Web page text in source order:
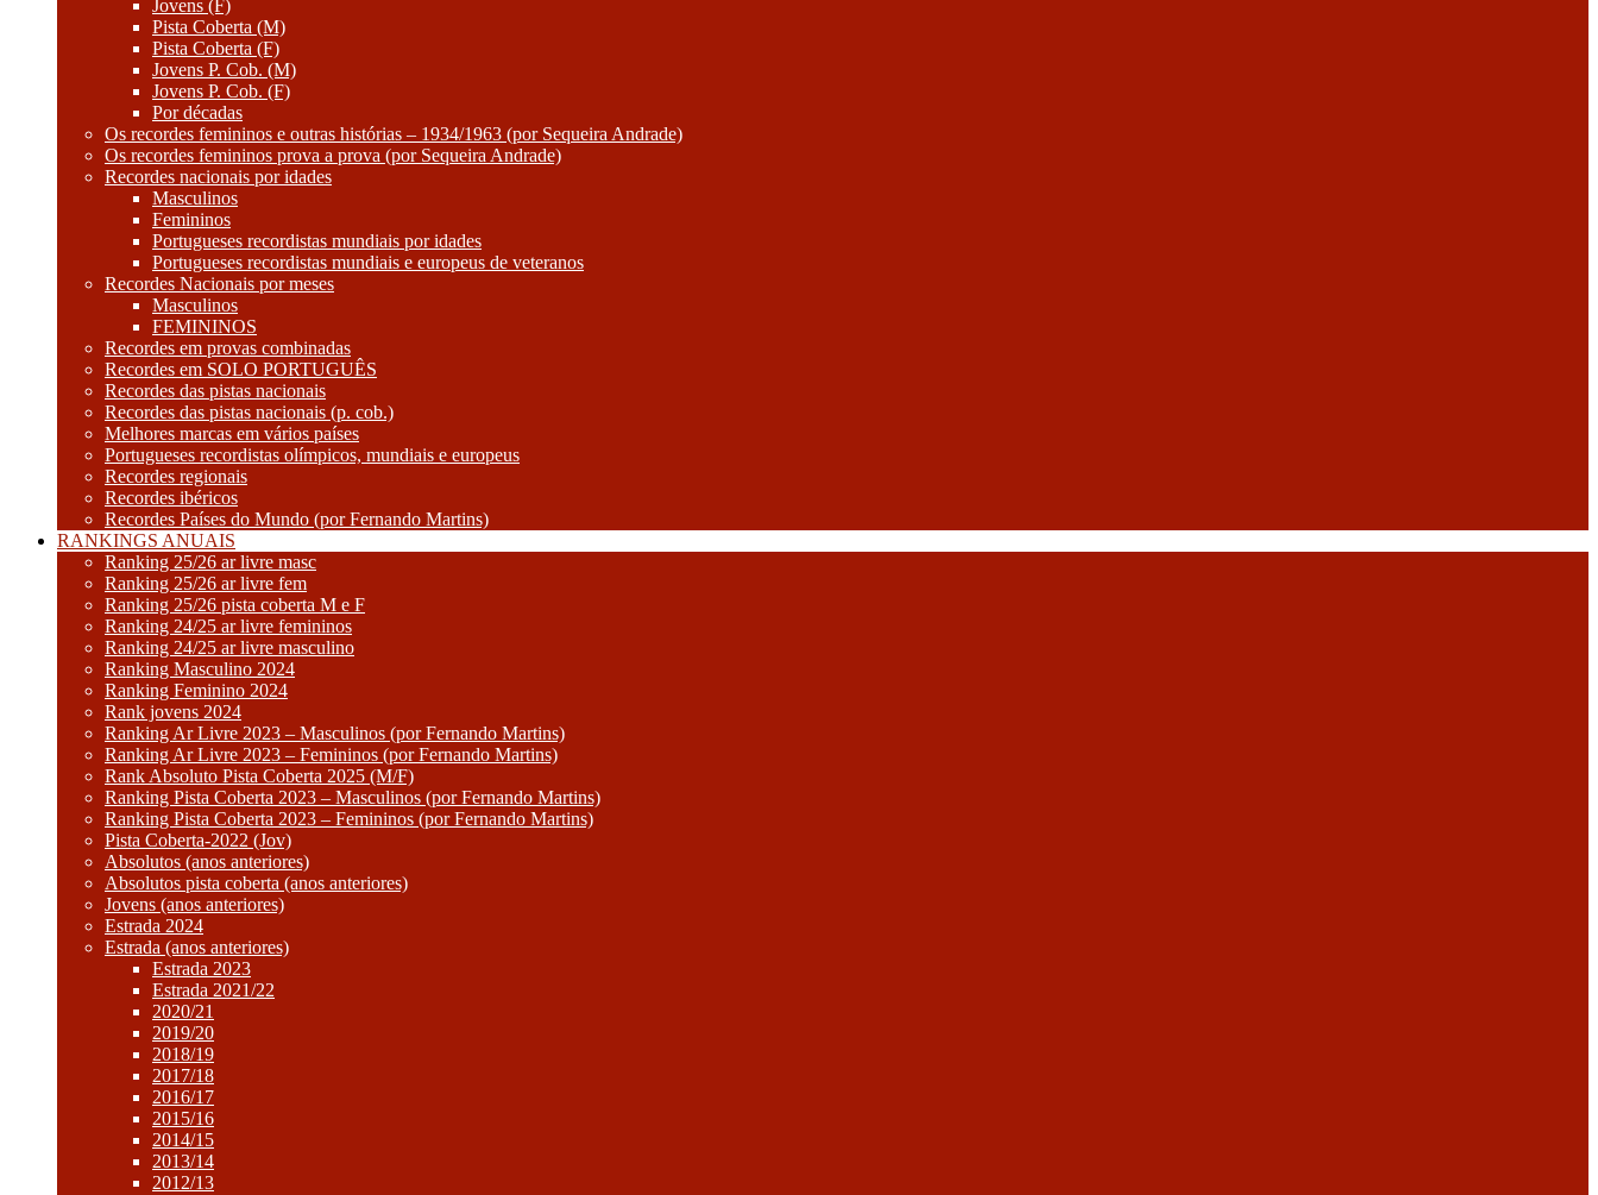
Jovens (F)
Pista Coberta (M)
Pista Coberta (F)
Jovens P. Cob. (M)
Jovens P. Cob. (F)
Por décadas
Os recordes femininos e outras histórias – 1934/1963 (por Sequeira Andrade)
Os recordes femininos prova a prova (por Sequeira Andrade)
Recordes nacionais por idades
Masculinos
Femininos
Portugueses recordistas mundiais por idades
Portugueses recordistas mundiais e europeus de veteranos
Recordes Nacionais por meses
Masculinos
FEMININOS
Recordes em provas combinadas
Recordes em SOLO PORTUGUÊS
Recordes das pistas nacionais
Recordes das pistas nacionais (p. cob.)
Melhores marcas em vários países
Portugueses recordistas olímpicos, mundiais e europeus
Recordes regionais
Recordes ibéricos
Recordes Países do Mundo (por Fernando Martins)
RANKINGS ANUAIS
Ranking 25/26 ar livre masc
Ranking 25/26 ar livre fem
Ranking 25/26 pista coberta M e F
Ranking 24/25 ar livre femininos
Ranking 24/25 ar livre masculino
Ranking Masculino 2024
Ranking Feminino 2024
Rank jovens 2024
Ranking Ar Livre 2023 – Masculinos (por Fernando Martins)
Ranking Ar Livre 2023 – Femininos (por Fernando Martins)
Rank Absoluto Pista Coberta 2025 (M/F)
Ranking Pista Coberta 2023 – Masculinos (por Fernando Martins)
Ranking Pista Coberta 2023 – Femininos (por Fernando Martins)
Pista Coberta-2022 (Jov)
Absolutos (anos anteriores)
Absolutos pista coberta (anos anteriores)
Jovens (anos anteriores)
Estrada 2024
Estrada (anos anteriores)
Estrada 2023
Estrada 2021/22
2020/21
2019/20
2018/19
2017/18
2016/17
2015/16
2014/15
2013/14
2012/13